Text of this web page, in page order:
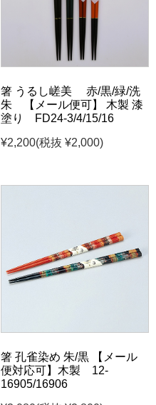
箸 うるし嵯美 赤/黒/緑/洗
朱 【メール便可】 木製 漆
塗り FD24-3/4/15/16
¥2,200(税抜 ¥2,000)
箸 孔雀染め 朱/黒 【メール
便対応可】木製 12-
16905/16906